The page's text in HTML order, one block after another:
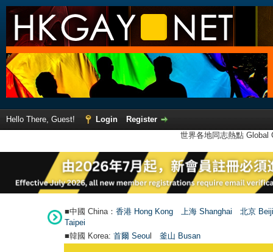
Hello There, Guest! Login
Register
世界各地同志熱點
■中國 China： 香港 Hong Kong 上海 Shanghai
北京
Taipei
■韓國 Korea: 首爾 Seoul 釜山 Busan